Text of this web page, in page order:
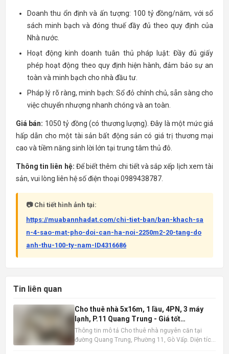
Doanh thu ổn định và ấn tượng: 100 tỷ đồng/năm, với sổ
sách minh bạch và đóng thuế đầy đủ theo quy định của
Nhà nước.
Hoạt động kinh doanh tuân thủ pháp luật: Đầy đủ giấy
phép hoạt động theo quy định hiện hành, đảm bảo sự an
toàn và minh bạch cho nhà đầu tư.
Pháp lý rõ ràng, minh bạch: Sổ đỏ chính chủ, sẵn sàng cho
việc chuyển nhượng nhanh chóng và an toàn.
Giá bán: 1050 tỷ đồng (có thương lượng). Đây là một mức giá
hấp dẫn cho một tài sản bất động sản có giá trị thương mại
cao và tiềm năng sinh lời lớn tại trung tâm thủ đô.
Thông tin liên hệ: Để biết thêm chi tiết và sắp xếp lịch xem tài
sản, vui lòng liên hệ số điện thoại 0989438787.
📷 Chi tiết hình ảnh tại:
https://muabannhadat.com/chi-tiet-ban/ban-khach-sa
n-4-sao-mat-pho-doi-can-ha-noi-2250m2-20-tang-do
anh-thu-100-ty-nam-ID4316686
Tin liên quan
Cho thuê nhà 5x16m, 1 lầu, 4PN, 3 máy
lạnh, P.11 Quang Trung - Giá tốt
10tr/tháng
Thông tin mô tả Cho thuê nhà nguyên căn tại
đường Quang Trung, Phường 11, Gò Vấp. Diện tích